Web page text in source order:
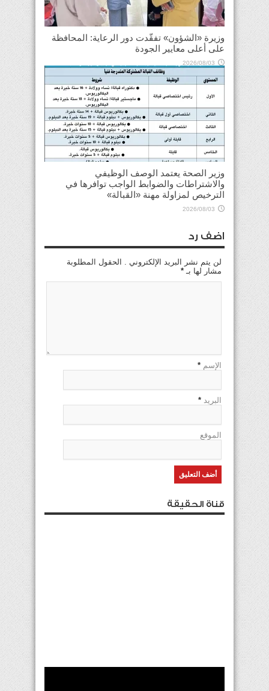
وزيرة «الشؤون» تفقّدت دور الرعاية: المحافظة
على أعلى معايير الجودة
2026/08/03
وزير الصحة يعتمد الوصف الوظيفي
والاشتراطات والضوابط الواجب توافرها في
الترخيص لمزاولة مهنة «القبالة»
2026/08/03
اضف رد
لن يتم نشر البريد الإلكتروني . الحقول المطلوبة
مشار لها بـ *
الإسم *
البريد *
الموقع
قناة الحقيقة